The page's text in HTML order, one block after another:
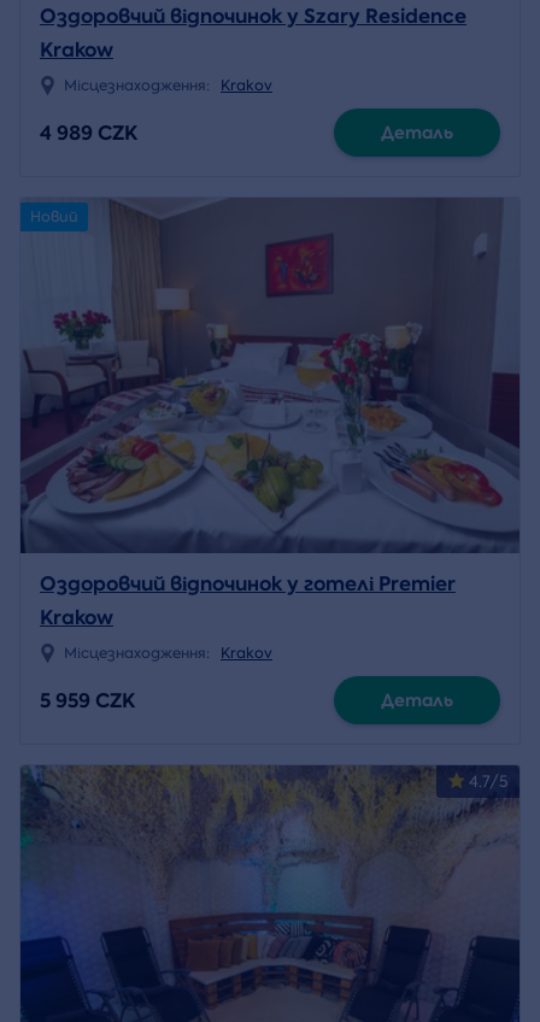
Оздоровчий відпочинок у Szary Residence
Krakow
Місцезнаходження: Krakov
4 989 CZK Деталь
Новий
Оздоровчий відпочинок у готелі Premier
Krakow
Місцезнаходження: Krakov
5 959 CZK Деталь
4.7/5